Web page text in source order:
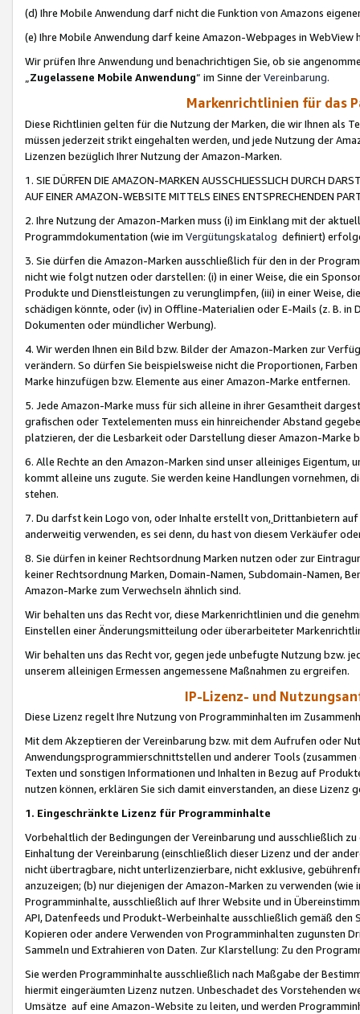
(d) Ihre Mobile Anwendung darf nicht die Funktion von Amazons
(e) Ihre Mobile Anwendung darf keine Amazon-Webpages in WebView
Wir prüfen Ihre Anwendung und benachrichtigen Sie, ob sie
„Zugelassene Mobile Anwendung“ im Sinne derVereinbarung.
Markenrichtlinien für das
Diese Richtlinien gelten für die Nutzung der Marken, die wir Ihnen als
müssen jederzeit strikt eingehalten werden, und jede Nutzung der
Lizenzen bezüglich Ihrer Nutzung der Amazon-Marken.
1. SIE DÜRFEN DIE AMAZON-MARKEN AUSSCHLIESSLICH DURCH
AUF EINER AMAZON-WEBSITE MITTELS EINES ENTSPRECHENDEN
2. Ihre Nutzung der Amazon-Marken muss (i) im Einklang mit der
Programmdokumentation (wie im Vergütungskatalog definiert)
3. Sie dürfen die Amazon-Marken ausschließlich für den in der
nicht wie folgt nutzen oder darstellen: (i) in einer Weise, die ein
Produkte und Dienstleistungen zu verunglimpfen, (iii) in einer Weise,
schädigen könnte, oder (iv) in Offline-Materialien oder E-Mails (z. B. in
Dokumenten oder mündlicher Werbung).
4. Wir werden Ihnen ein Bild bzw. Bilder der Amazon-Marken zur
verändern. So dürfen Sie beispielsweise nicht die Proportionen,
Marke hinzufügen bzw. Elemente aus einer Amazon-Marke entfernen.
5. Jede Amazon-Marke muss für sich alleine in ihrer Gesamtheit
grafischen oder Textelementen muss ein hinreichender Abstand
platzieren, der die Lesbarkeit oder Darstellung dieser Amazon-Marke
6. Alle Rechte an den Amazon-Marken sind unser alleiniges
kommt alleine uns zugute. Sie werden keine Handlungen vornehmen,
stehen.
7. Du darfst kein Logo von, oder Inhalte erstellt von,Drittanbietern auf
anderweitig verwenden, es sei denn, du hast von diesem Verkäufer
8. Sie dürfen in keiner Rechtsordnung Marken nutzen oder zur
keiner Rechtsordnung Marken, Domain-Namen, Subdomain-Namen,
Amazon-Marke zum Verwechseln ähnlich sind.
Wir behalten uns das Recht vor, diese Markenrichtlinien und die
Einstellen einer Änderungsmitteilung oder überarbeiteter
Wir behalten uns das Recht vor, gegen jede unbefugte Nutzung bzw.
unserem alleinigen Ermessen angemessene Maßnahmen zu ergreifen.
IP-Lizenz- und
Diese Lizenz regelt Ihre Nutzung von Programminhalten im
Mit dem Akzeptieren der Vereinbarung bzw. mit dem Aufrufen oder
Anwendungsprogrammierschnittstellen und anderer Tools (zusammen
Texten und sonstigen Informationen und Inhalten in Bezug auf
nutzen können, erklären Sie sich damit einverstanden, an diese Lizenz
1. Eingeschränkte Lizenz für Programminhalte
Vorbehaltlich der Bedingungen der Vereinbarung und ausschließlich
Einhaltung der Vereinbarung (einschließlich dieser Lizenz und der
nicht übertragbare, nicht unterlizenzierbare, nicht exklusive,
anzuzeigen; (b) nur diejenigen der Amazon-Marken zu verwenden
Programminhalte, ausschließlich auf Ihrer Website und in
API, Datenfeeds und Produkt-Werbeinhalte ausschließlich gemäß
Kopieren oder andere Verwenden von Programminhalten zugunsten
Sammeln und Extrahieren von Daten. Zur Klarstellung: Zu den
Sie werden Programminhalte ausschließlich nach Maßgabe der
hiermit eingeräumten Lizenz nutzen. Unbeschadet des Vorstehenden
Umsätze auf eine Amazon-Website zu leiten, und werden